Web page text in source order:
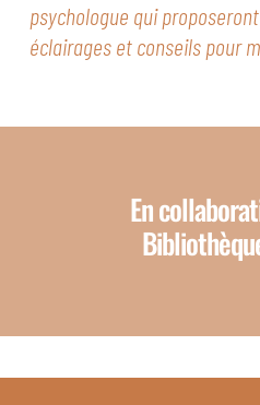
psychologue qui
éclairages et conseils pour
En